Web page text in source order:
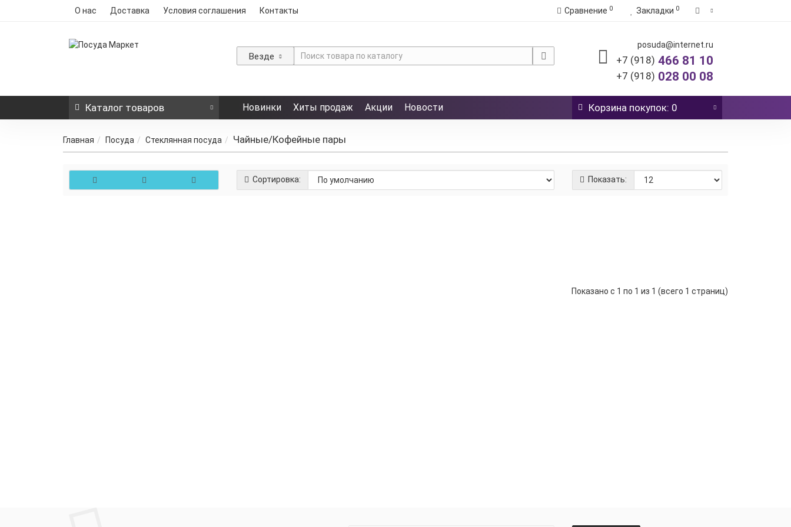
О нас Доставка Условия соглашения Контакты Сравнение 0 Закладки 0
Везде
posuda@internet.ru
+7 (918) 466 81 10
+7 (918) 028 00 08
Каталог товаров Новинки Хиты продаж Акции Новости Корзина покупок: 0
Главная Посуда Стеклянная посуда Чайные/Кофейные пары
Сортировка: Показать:
Показано с 1 по 1 из 1 (всего 1 страниц)